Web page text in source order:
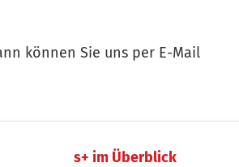
können Sie uns per E-Mail
s+ im Überblick